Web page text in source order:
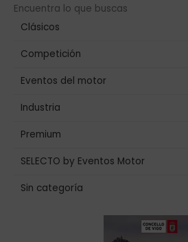
Encuentra lo que buscas
Clásicos
Competición
Eventos del motor
Industria
Premium
SELECTO by Eventos Motor
Sin categoría